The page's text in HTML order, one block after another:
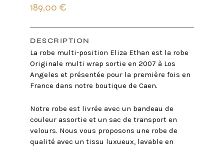
189,00 €
DESCRIPTION
La robe multi-position Eliza Ethan est la robe
Originale multi wrap sortie en 2007 à Los
Angeles et présentée pour la première fois en
France dans notre boutique de Caen.
Notre robe est livrée avec un bandeau de
couleur assortie et un sac de transport en
velours. Nous vous proposons une robe de
qualité avec un tissu luxueux, lavable en